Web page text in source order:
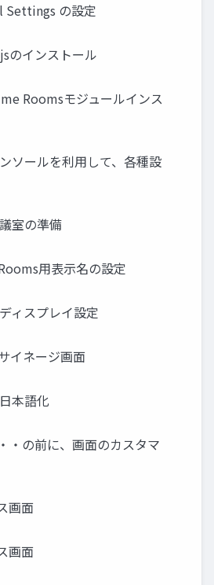
の設定
インストール
Roomsモジュールインス
ソールを利用して、各種設
室の準備
用表示名の設定
ィスプレイ設定
イネージ画面
本語化
・の前に、画面のカスタマ
画面
画面